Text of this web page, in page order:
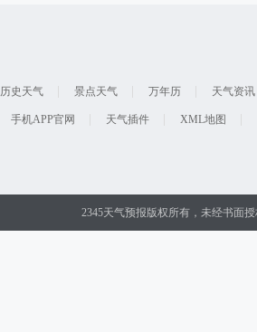
历史天气 景点天气 万年历 天气资讯
手机APP官网 天气插件 XML地图
2345天气预报版权所有，未经书面